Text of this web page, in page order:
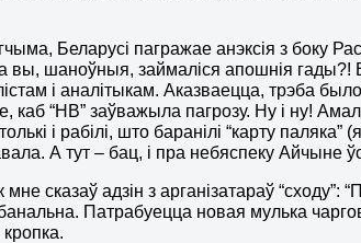
Беларусі пагражае анэксія з боку
вы, шаноўныя, займаліся апошнія гады?!
і аналітыкам. Аказваецца, трэба
каб “НВ” заўважыла пагрозу. Ну і ну!
і рабілі, што баранілі “карту паляка”
А тут – бац, і пра небяспеку Айчыне
сказаў адзін з арганізатараў “сходу”:
Патрабуецца новая мулька